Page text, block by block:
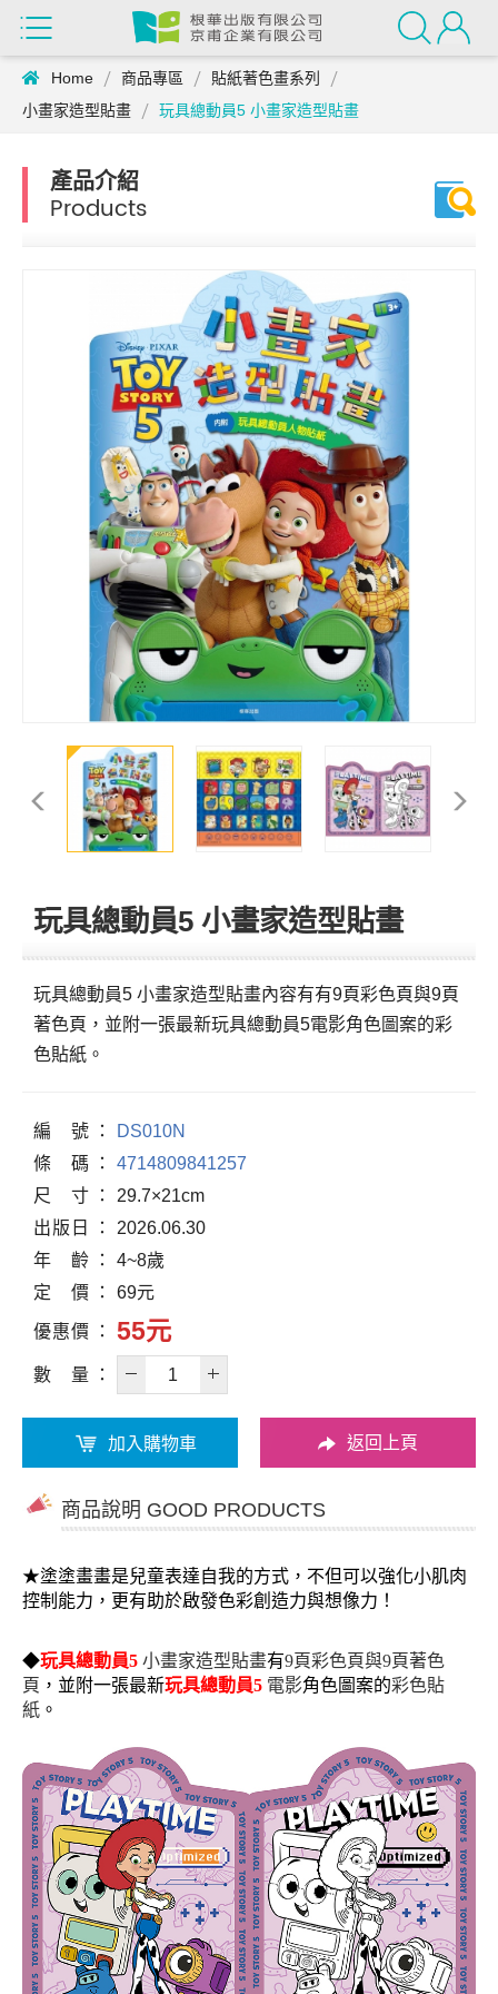
Home 商品專區
貼紙著色畫系列
小畫家造型貼畫
玩具總動員5 小畫家造型貼畫
產品介紹
Products
玩具總動員5 小畫家造型貼畫
玩具總動員5 小畫家造型貼畫內容有有9頁彩色頁與9頁
著色頁，並附一張最新玩具總動員5電影角色圖案的彩
色貼紙。
編 號
DS010N
條
碼
4714809841257
尺
寸
29.7×21cm
出版 日
2026.06.30
年
齡
4~8歲
定
價 69元
優惠價 55元
數 量
加入購物車 返回上頁
商品說明 GOOD PRODUCTS
★塗塗畫畫是兒童表達自我的方式，不但可以強化小肌肉
控制能力，更有助於啟發色彩創造力與想像力！
◆玩具總動員5 小畫家造型貼畫有9頁彩色頁與9頁著色
頁 ，並附一張最新玩具總動員5 電影角色圖案的彩色貼
紙 。